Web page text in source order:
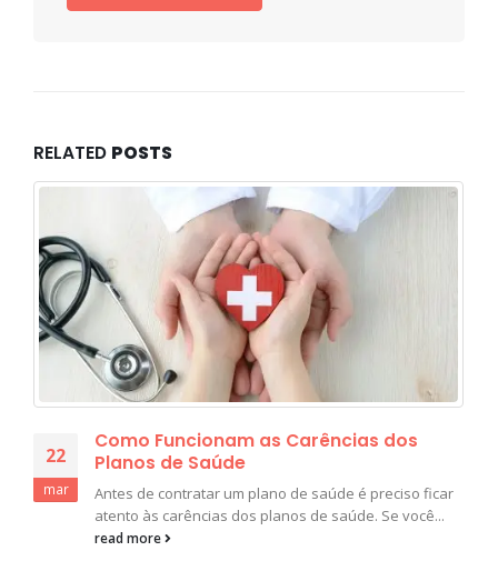
RELATED POSTS
22
mar
Como Funcionam as Carências dos
Planos de Saúde
Antes de contratar um plano de saúde é preciso ficar
atento às carências dos planos de saúde. Se você...
read more